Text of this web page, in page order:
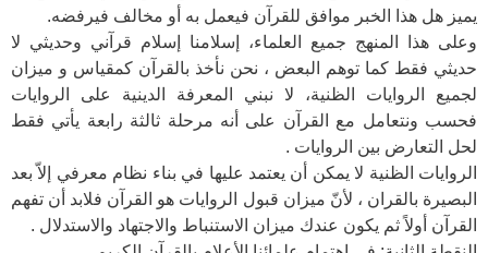
يميز هل هذا الخبر موافق للقرآن فيعمل به أو مخالف فيرفضه.
وعلى هذا المنهج جميع العلماء، إسلامنا إسلام قرآني وحديثي لا
حديثي فقط كما توهم البعض ، نحن نأخذ بالقرآن كمقياس و ميزان
لجميع الروايات الظنية، لا نبني المعرفة الدينية على الروايات
فحسب ونتعامل مع القرآن على أنه مرحلة ثالثة رابعة يأتي فقط
لحل التعارض بين الروايات .
الروايات الظنية لا يمكن أن يعتمد عليها في بناء نظام معرفي إلاّ بعد
البصيرة بالقران ، لأنّ ميزان قبول الروايات هو القرآن فلابد أن تفهم
القرآن أولاً ثم يكون عندك ميزان الاستنباط والاجتهاد والاستدلال .